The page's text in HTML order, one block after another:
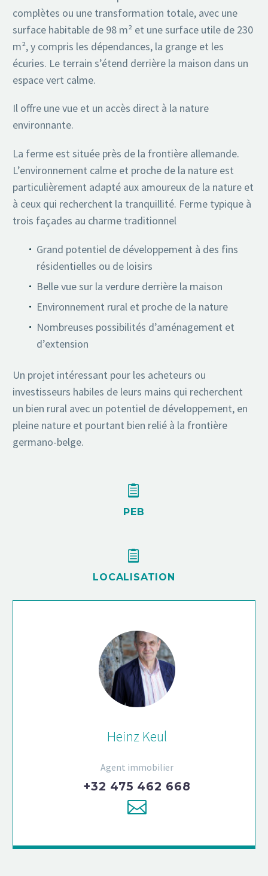
complètes ou une transformation totale, avec une
surface habitable de 98 m² et une surface utile de 230
m², y compris les dépendances, la grange et les
écuries. Le terrain s’étend derrière la maison dans un
espace vert calme.
Il offre une vue et un accès direct à la nature
environnante.
La ferme est située près de la frontière allemande.
L’environnement calme et proche de la nature est
particulièrement adapté aux amoureux de la nature et
à ceux qui recherchent la tranquillité. Ferme typique à
trois façades au charme traditionnel
Grand potentiel de développement à des fins
résidentielles ou de loisirs
Belle vue sur la verdure derrière la maison
Environnement rural et proche de la nature
Nombreuses possibilités d’aménagement et
d’extension
Un projet intéressant pour les acheteurs ou
investisseurs habiles de leurs mains qui recherchent
un bien rural avec un potentiel de développement, en
pleine nature et pourtant bien relié à la frontière
germano-belge.


PEB


LOCALISATION
Heinz Keul
Agent immobilier
+32 475 462 668